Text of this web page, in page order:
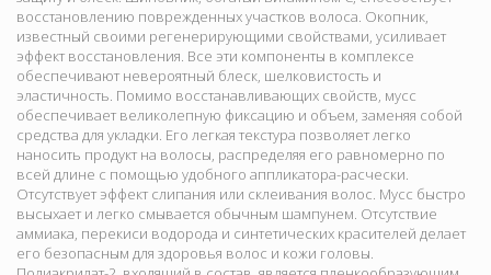
восстановлению поврежденных участков волоса. Окопник,
известный своими регенерирующими свойствами, усиливает
эффект восстановления. Все эти компоненты в комплексе
обеспечивают невероятный блеск, шелковистость и
эластичность. Помимо восстанавливающих свойств, мусс
обеспечивает великолепную фиксацию и объем, заменяя собой
средства для укладки. Его легкая текстура позволяет легко
наносить продукт на волосы, распределяя его равномерно по
всей длине с помощью удобного аппликатора-расчески.
Отсутствует эффект слипания или склеивания волос. Мусс быстро
высыхает и легко смывается обычным шампунем. Отсутствие
аммиака, перекиси водорода и синтетических красителей делает
его безопасным для здоровья волос и кожи головы.